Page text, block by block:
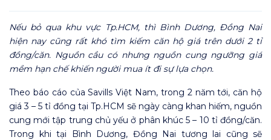
Nếu bỏ qua khu vực Tp.HCM, thì Bình Dương, Đồng Nai
hiện nay cũng rất khó tìm kiếm căn hộ giá trên dưới 2 tỉ
đồng/căn. Nguồn cầu có nhưng nguồn cung ngưỡng giá
mềm hạn chế khiến người mua ít đi sự lựa chọn.
Theo báo cáo của Savills Việt Nam, trong 2 năm tới, căn hộ
giá 3 – 5 tỉ đồng tại Tp.HCM sẽ ngày càng khan hiếm, nguồn
cung mới tập trung chủ yếu ở phân khúc 5 – 10 tỉ đồng/căn.
Trong khi tại Bình Dương, Đồng Nai tương lai cũng sẽ